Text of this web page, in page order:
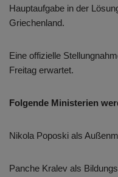
Hauptaufgabe in der
Griechenland.
Eine offizielle
Freitag erwartet.
Folgende Ministerien
Nikola Poposki als
Panche Kralev als